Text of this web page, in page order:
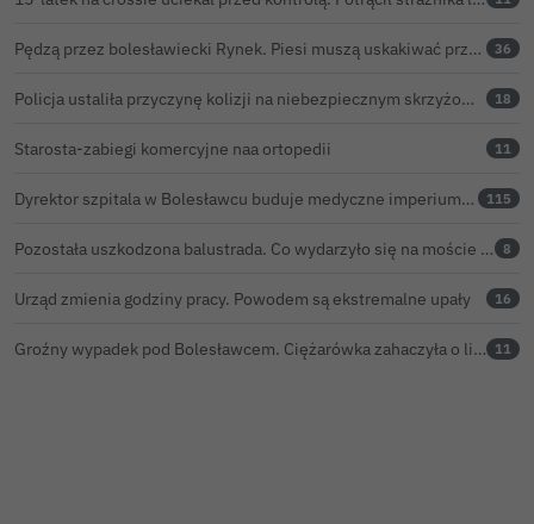
Pędzą przez bolesławiecki Rynek. Piesi muszą uskakiwać przed hulajnogami i rowerami elektrycznymi 36
Policja ustaliła przyczynę kolizji na niebezpiecznym skrzyżowaniu w Bolesławcu. 72-latek ukarany mandatem 18
Starosta-zabiegi komercyjne naa ortopedii 11
Dyrektor szpitala w Bolesławcu buduje medyczne imperium. „Gazeta Wyborcza” opisuje jego działalność w całej Polsce 115
Pozostała uszkodzona balustrada. Co wydarzyło się na moście w Bolesławcu? 8
Urząd zmienia godziny pracy. Powodem są ekstremalne upały 16
Groźny wypadek pod Bolesławcem. Ciężarówka zahaczyła o linię wysokiego napięcia 11